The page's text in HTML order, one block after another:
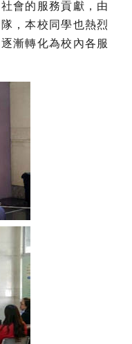
會的服務貢獻，由
，本校同學也熱烈
漸轉化為校內各服